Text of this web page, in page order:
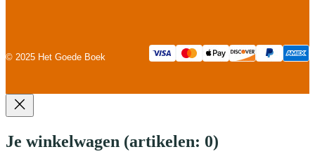
© 2025 Het Goede Boek
Je winkelwagen (artikelen: 0)